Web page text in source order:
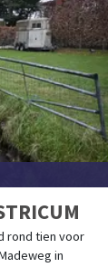
rond tien voor
in